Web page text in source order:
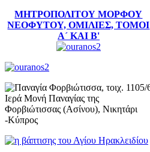
ΜΗΤΡΟΠΟΛΙΤΟΥ ΜΟΡΦΟΥ
ΝΕΟΦΥΤΟΥ, ΟΜΙΛΙΕΣ, ΤΟΜΟΙ
Α´ ΚΑΙ Β'